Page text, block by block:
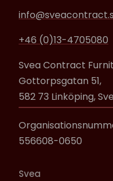
+46 (0)13-4705080
Svea Contract
Gottorpsgatan 51,
582 73 Linköping,
556608-0650
Svea